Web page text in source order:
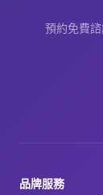
預約免費
品牌服務